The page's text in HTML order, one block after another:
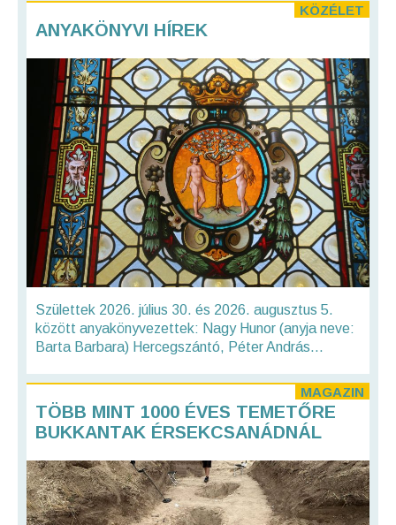
KÖZÉLET
ANYAKÖNYVI HÍREK
Születtek 2026. július 30. és 2026. augusztus 5.
között anyakönyvezettek: Nagy Hunor (anyja neve:
Barta Barbara) Hercegszántó, Péter András...
MAGAZIN
TÖBB MINT 1000 ÉVES TEMETŐRE
BUKKANTAK ÉRSEKCSANÁDNÁL